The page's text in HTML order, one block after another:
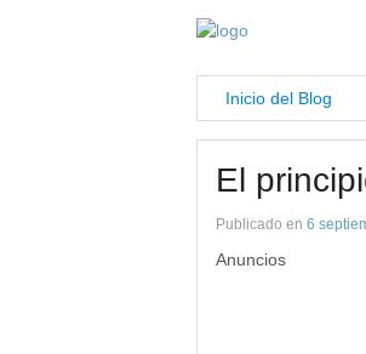
Inicio del Blog
El
Publicado en 6
Anuncios